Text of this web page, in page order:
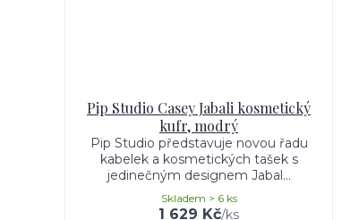
Pip Studio Casey Jabali kosmetický
kufr, modrý
Pip Studio představuje novou řadu
kabelek a kosmetických tašek s
jedinečným designem Jabal...
1 629 Kč/ks
Skladem > 6 ks